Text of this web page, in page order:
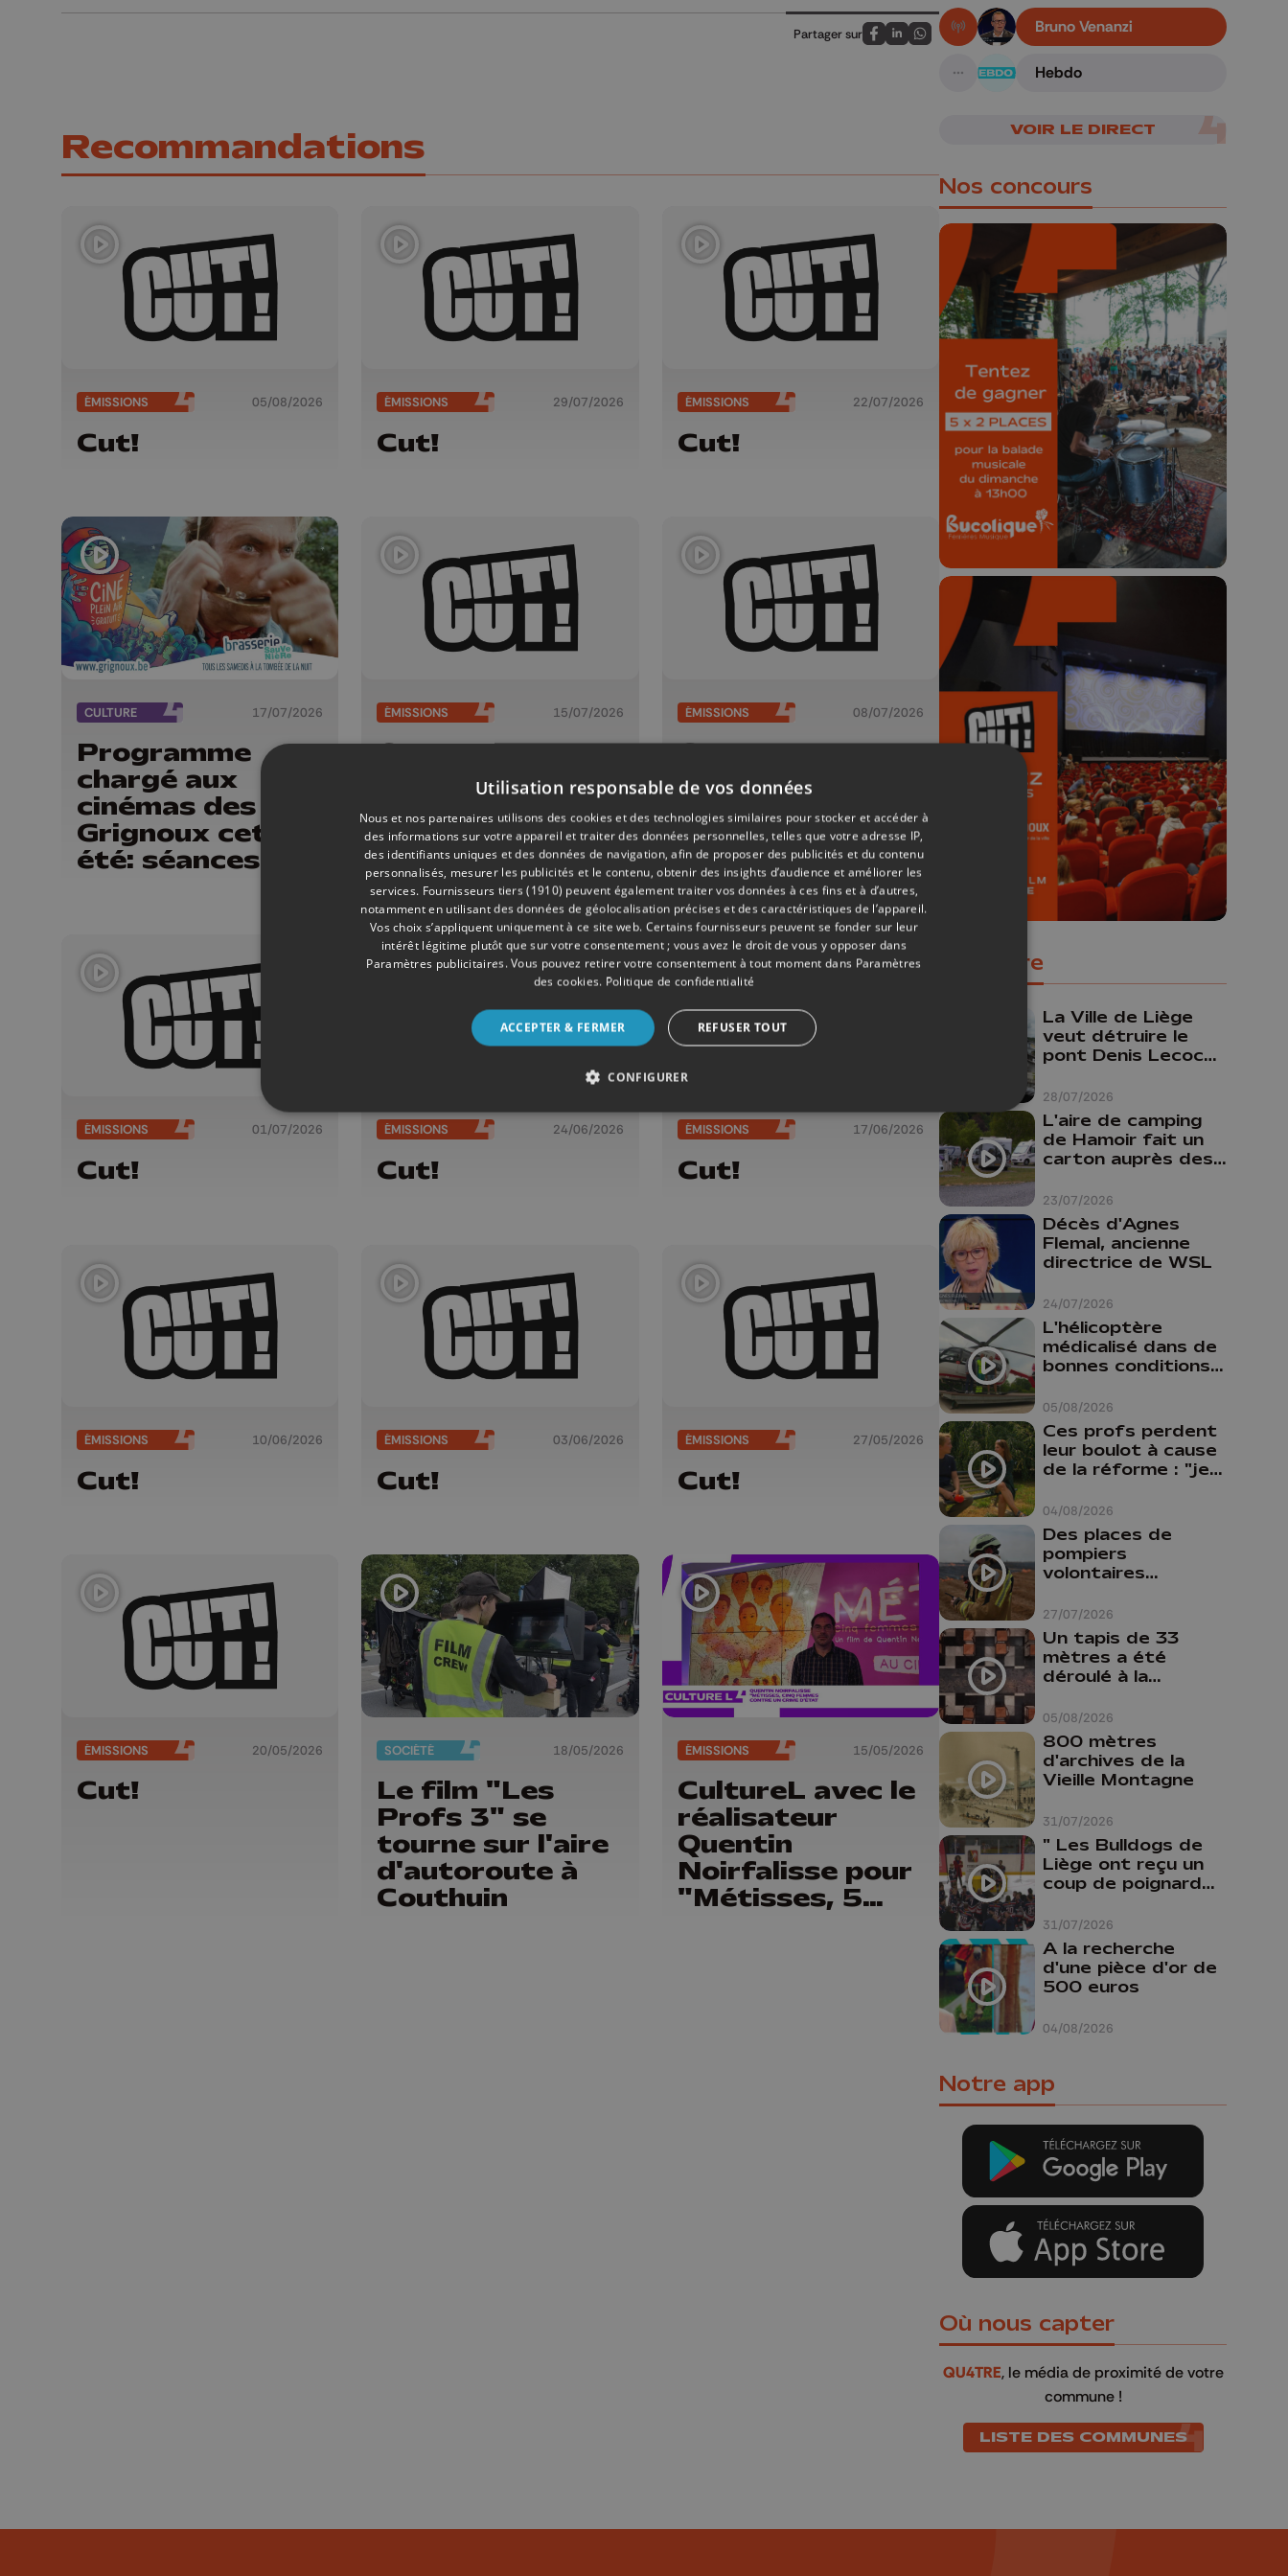
Partager sur
Partagez sur FaceBook
Partagez sur LinkedIn
Partagez sur Whatsapp
Recommandations
ÉMISSIONS 05/08/2026
Cut!
ÉMISSIONS 29/07/2026
Cut!
ÉMISSIONS 22/07/2026
Cut!
CULTURE 17/07/2026
Programme
chargé aux
cinémas des
Grignoux cet
été: séances en
la brasserie
ÉMISSIONS 15/07/2026
Cut!
ÉMISSIONS 08/07/2026
Cut!
ÉMISSIONS 01/07/2026
Cut!
ÉMISSIONS 24/06/2026
Cut!
ÉMISSIONS 17/06/2026
Cut!
ÉMISSIONS 10/06/2026
Cut!
ÉMISSIONS 03/06/2026
Cut!
ÉMISSIONS 27/05/2026
Cut!
ÉMISSIONS 20/05/2026
Cut!
SOCIÉTÉ 18/05/2026
Le film "Les
Profs 3" se
tourne sur l'aire
d'autoroute à
Couthuin
ÉMISSIONS 15/05/2026
CultureL avec le
réalisateur
Quentin
Noirfalisse pour
"Métisses, 5
En live!
Bruno Venanzi
A suivre
Hebdo
VOIR LE DIRECT
Nos concours
🎁 Gagnez 5x2
places pour le
Bucolique Ferrières
Festival 🌿🎶
Concours valable jusqu'au 9 août,
23h59.
🎬 Concours CUT x
Les Grignoux ✨
Concours permanent - 2 places à
gagner chaque semaine !
Populaire
28/07/2026
La Ville de Liège
veut détruire le
pont Denis Lecocq
budget pour le
faire
23/07/2026
L'aire de camping
de Hamoir fait un
carton auprès des
24/07/2026
Décès d'Agnes
Flemal, ancienne
directrice de WSL
05/08/2026
L'hélicoptère
médicalisé dans de
bonnes conditions à
04/08/2026
Ces profs perdent
leur boulot à cause
de la réforme : "je
comme prof que
comme
pharmacienne"
27/07/2026
Des places de
pompiers
volontaires
province de Liège :
"Un citoyen qui
n'est formé ne
peut pas nous
aider"
05/08/2026
Un tapis de 33
mètres a été
déroulé à la
Liège
31/07/2026
800 mètres
d'archives de la
Vieille Montagne
31/07/2026
" Les Bulldogs de
Liège ont reçu un
coup de poignard
04/08/2026
A la recherche
d'une pièce d'or de
500 euros
Notre app
Où nous capter
QU4TRE, le média de proximité de votre
commune !
LISTE DES COMMUNES
Utilisation responsable de vos données
Nous et nos partenaires utilisons des cookies et des technologies similaires pour stocker et accéder à
des informations sur votre appareil et traiter des données personnelles, telles que votre adresse IP,
des identifiants uniques et des données de navigation, afin de proposer des publicités et du contenu
personnalisés, mesurer les publicités et le contenu, obtenir des insights d’audience et améliorer les
services. Fournisseurs tiers (1910) peuvent également traiter vos données à ces fins et à d’autres,
notamment en utilisant des données de géolocalisation précises et des caractéristiques de l’appareil.
Vos choix s’appliquent uniquement à ce site web. Certains fournisseurs peuvent se fonder sur leur
intérêt légitime plutôt que sur votre consentement ; vous avez le droit de vous y opposer dans
Paramètres publicitaires. Vous pouvez retirer votre consentement à tout moment dans Paramètres
des cookies. Politique de confidentialité
ACCEPTER & FERMER REFUSER TOUT
CONFIGURER